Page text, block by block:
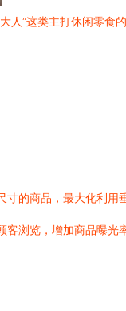
”这类主打休闲零食
的商品，最大化利用
浏览，增加商品曝光